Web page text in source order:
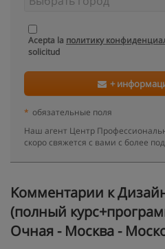
Acepta la политику
solicitud
+
* обязательные поля
Наш агент Центр
скоро свяжется с вами с более
Kомментарии к
(полный
Очная - Москва -